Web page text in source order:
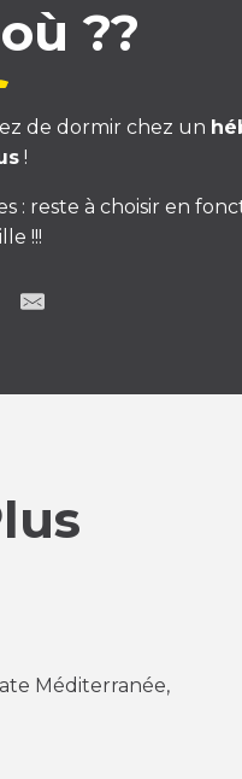
??
de dormir chez un
!
: reste à choisir en
!!!
Méditerranée,